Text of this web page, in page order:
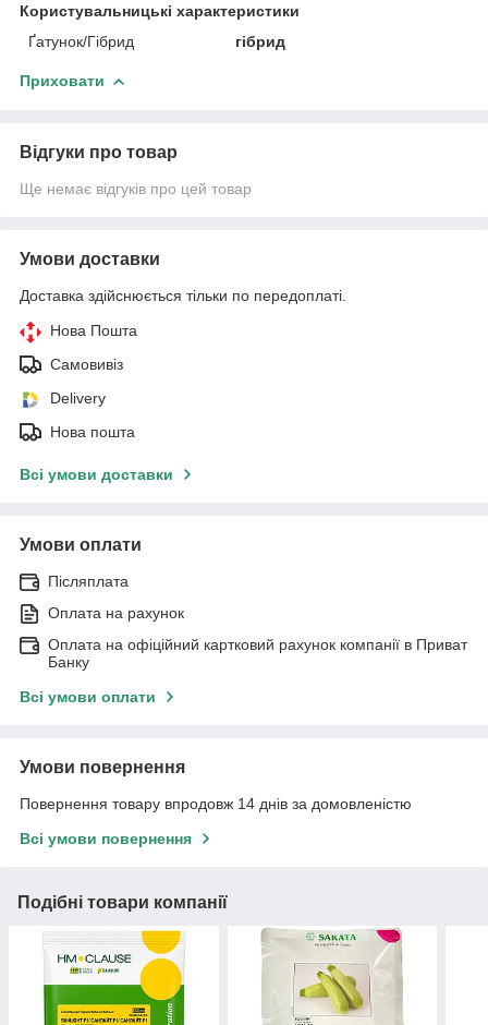
Користувальницькі характеристики
Ґатунок/Гібрид
гібрид
Приховати
Відгуки про товар
Ще немає відгуків про цей товар
Умови доставки
Доставка здійснюється тільки по передоплаті.
Нова Пошта
Самовивіз
Delivery
Нова пошта
Всі умови доставки
Умови оплати
Післяплата
Оплата на рахунок
Оплата на офіційний картковий рахунок компанії в Приват
Банку
Всі умови оплати
Умови повернення
Повернення товару впродовж 14 днів за домовленістю
Всі умови повернення
Подібні товари компанії